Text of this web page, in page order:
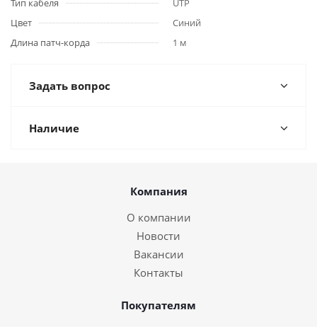
Тип кабеля
UTP
Цвет
Синий
Длина патч-корда
1 м
Задать вопрос
Наличие
Компания
О компании
Новости
Вакансии
Контакты
Покупателям